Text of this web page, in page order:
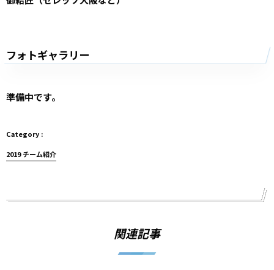
フォトギャラリー
準備中です。
2019 チーム紹介
関連記事